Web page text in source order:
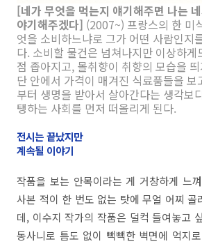
[네가 무엇을 먹는지 얘기해주면 나는
야기해주겠다] (2007~) 프랑스의 한 미
엇을 소비하느냐로 그가 어떤 사람인지
다. 소비할 물건은 넘쳐나지만 이상하게
점 좁아지고, 몰취향이 취향의 모습을
단 안에서 가격이 매겨진 식료품들을 보
부터 생명을 받아서 살아간다는 생각보
탱하는 사회를 먼저 떠올리게 된다.
전시는 끝났지만
계속될 이야기
작품을 보는 안목이라는 게 거창하게 느
사본 적이 한 번도 없는 탓에 무얼 어찌 골
데, 이수지 작가의 작품은 덜컥 들여놓고
동사니로 틈도 없이 빽빽한 벽면에 억지